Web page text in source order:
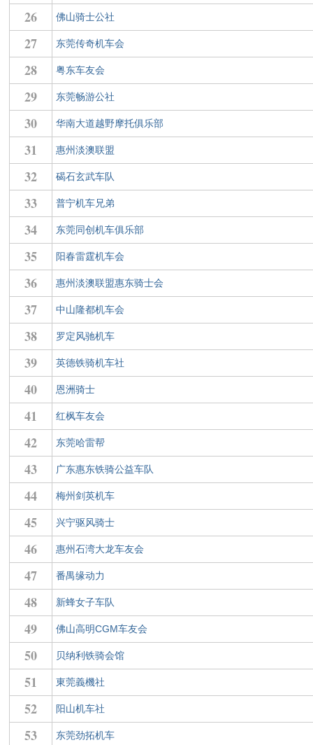
26 佛山骑士公社
27 东莞传奇机车会
28 粤东车友会
29 东莞畅游公社
30 华南大道越野摩托俱乐部
31 惠州淡澳联盟
32 碣石玄武车队
33 普宁机车兄弟
34 东莞同创机车俱乐部
35 阳春雷霆机车会
36 惠州淡澳联盟惠东骑士会
37 中山隆都机车会
38 罗定风驰机车
39 英德铁骑机车社
40 恩洲骑士
41 红枫车友会
42 东莞哈雷帮
43 广东惠东铁骑公益车队
44 梅州剑英机车
45 兴宁驱风骑士
46 惠州石湾大龙车友会
47 番禺缘动力
48 新蜂女子车队
49 佛山高明CGM车友会
50 贝纳利铁骑会馆
51 東莞義機社
52 阳山机车社
53 东莞劲拓机车